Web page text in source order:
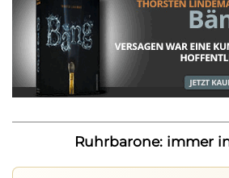
Ruhrbarone: immer